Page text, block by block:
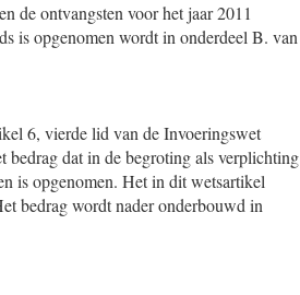
de ontvangsten voor het jaar 2011
is opgenomen wordt in onderdeel B. van
6, vierde lid van de Invoeringswet
bedrag dat in de begroting als verplichting
is opgenomen. Het in dit wetsartikel
bedrag wordt nader onderbouwd in